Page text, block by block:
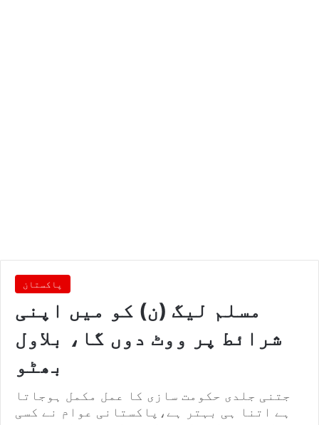
پاکستان
مسلم لیگ (ن) کو میں اپنی
شرائط پر ووٹ دوں گا، بلاول
بھٹو
جتنی جلدی حکومت سازی کا عمل مکمل ہوجاتا
ہے اتنا ہی بہتر ہے،پاکستانی عوام نے کسی